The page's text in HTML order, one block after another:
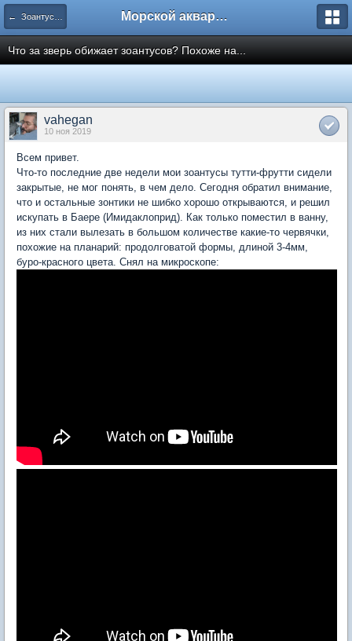
← Зоантусы, Протопалитои, Палитои и другие полипы Морской аквариум. Форумы ReefCentral.ru
Что за зверь обижает зоантусов? Похоже на...
vahegan
10 ноя 2019
Всем привет.
Что-то последние две недели мои зоантусы тутти-фрутти сидели
закрытые, не мог понять, в чем дело. Сегодня обратил внимание,
что и остальные зонтики не шибко хорошо открываются, и решил
искупать в Баере (Имидаклоприд). Как только поместил в ванну,
из них стали вылезать в большом количестве какие-то червячки,
похожие на планарий: продолговатой формы, длиной 3-4мм,
буро-красного цвета. Снял на микроскопе: